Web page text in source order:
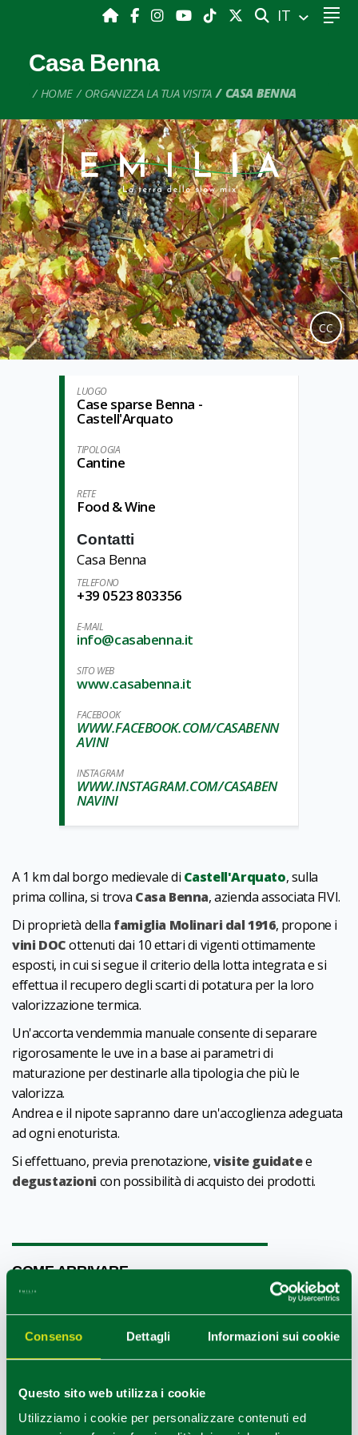
Consenso Dettagli Informazioni sui cookie
Questo sito web utilizza i cookie
Utilizziamo i cookie per personalizzare contenuti ed
CERCA
IT
Casa Benna
HOME ORGANIZZA LA TUA VISITA CASA BENNA
CC
LUOGO
Case sparse Benna -
Castell'Arquato
TIPOLOGIA
Cantine
RETE
Food & Wine
Contatti
Casa Benna
TELEFONO
+39 0523 803356
E-MAIL
info@casabenna.it
SITO WEB
www.casabenna.it
FACEBOOK
WWW.FACEBOOK.COM/CASABENN
AVINI
INSTAGRAM
WWW.INSTAGRAM.COM/CASABEN
NAVINI
A 1 km dal borgo medievale di Castell'Arquato, sulla
prima collina, si trova Casa Benna, azienda associata FIVI.
Di proprietà della famiglia Molinari dal 1916, propone i
vini DOCottenuti dai 10 ettari di vigenti ottimamente
esposti, in cui si segue il criterio della lotta integrata e si
effettua il recupero degli scarti di potatura per la loro
valorizzazione termica.
Un'accorta vendemmia manuale consente di separare
rigorosamente le uve in a base ai parametri di
maturazione per destinarle alla tipologia che più le
valorizza.
Andrea e il nipote sapranno dare un'accoglienza adeguata
ad ogni enoturista.
Si effettuano, previa prenotazione,visite guidatee
degustazioni con possibilità di acquisto dei prodotti.
COME ARRIVARE
+
−